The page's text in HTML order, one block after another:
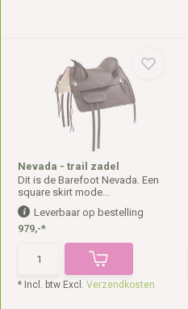
Nevada - trail zadel
Dit is de Barefoot Nevada. Een
square skirt mode...
Leverbaar op bestelling
979,-*
* Incl. btw Excl.Verzendkosten